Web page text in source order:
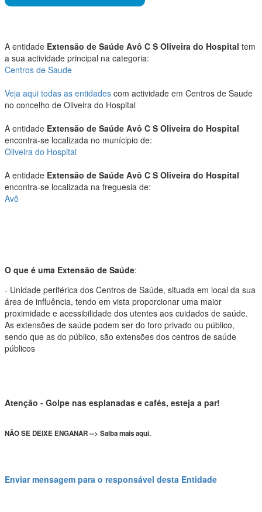
A entidade Extensão de Saúde Avô C S Oliveira do Hospital tem
a sua actividade principal na categoria:
Centros de Saude
Veja aqui todas as entidades com actividade em Centros de Saude
no concelho de Oliveira do Hospital
A entidade Extensão de Saúde Avô C S Oliveira do Hospital
encontra-se localizada no munícipio de:
Oliveira do Hospital
A entidade Extensão de Saúde Avô C S Oliveira do Hospital
encontra-se localizada na freguesia de:
Avô
O que é uma Extensão de Saúde:
- Unidade periférica dos Centros de Saúde, situada em local da sua
área de influência, tendo em vista proporcionar uma maior
proximidade e acessibilidade dos utentes aos cuidados de saúde.
As extensões de saúde podem ser do foro privado ou público,
sendo que as do público, são extensões dos centros de saúde
públicos
Atenção - Golpe nas esplanadas e cafés, esteja a par!
NÃO SE DEIXE ENGANAR --> Saiba mais aqui.
Enviar mensagem para o responsável desta Entidade